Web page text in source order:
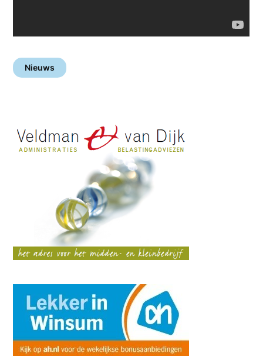
Nieuws